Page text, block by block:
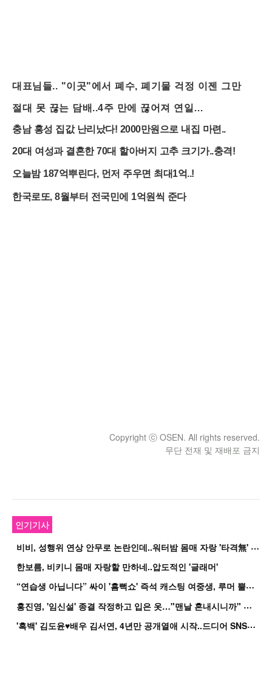
Copyright ⓒ OSEN. All rights reserved.
무단 전재 및 재배포 금지
인기기사
비
비, 성행위 연상 안무로 논란인데..워터밤 몸매 자랑 '타격無' 근황
한보름, 비키니 몸매 자랑할 만하네..압도적인 '글래머'
“
연습생 아닙니다” 싸이 '흠뻑쇼' 즉석 캐스팅 여중생, 루머 뿔났다[Oh!쎈 이...
홍
진영, '임신설' 종결 작정하고 입은 옷…"맨날 혼내시니까" 억울
'
흑백' 김도윤♥배우 김서연, 4년만 공개열애 시작..드디어 SNS에 노출 [핫피...